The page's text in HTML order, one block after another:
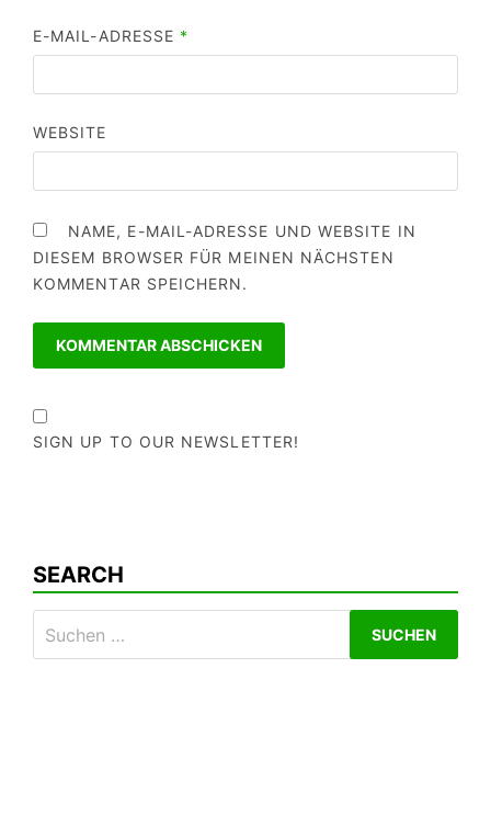
E-MAIL-ADRESSE *
WEBSITE
NAME, E-MAIL-ADRESSE UND WEBSITE IN
DIESEM BROWSER FÜR MEINEN NÄCHSTEN
KOMMENTAR SPEICHERN.
SIGN UP TO OUR NEWSLETTER!
SEARCH
nach: